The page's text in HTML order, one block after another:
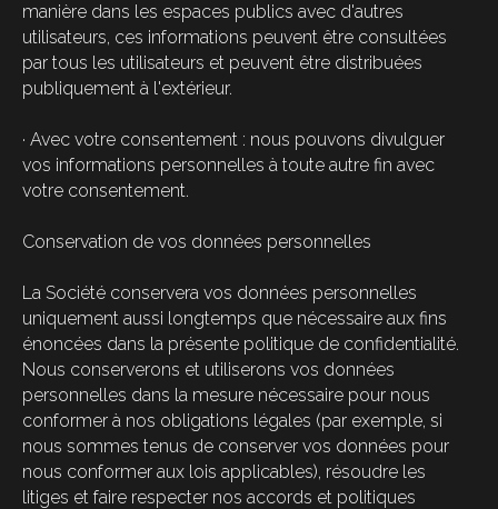
manière dans les espaces publics avec d'autres
utilisateurs, ces informations peuvent être consultées
par tous les utilisateurs et peuvent être distribuées
publiquement à l'extérieur.
· Avec votre consentement : nous pouvons divulguer
vos informations personnelles à toute autre fin avec
votre consentement.
Conservation de vos données personnelles
La Société conservera vos données personnelles
uniquement aussi longtemps que nécessaire aux fins
énoncées dans la présente politique de confidentialité.
Nous conserverons et utiliserons vos données
personnelles dans la mesure nécessaire pour nous
conformer à nos obligations légales (par exemple, si
nous sommes tenus de conserver vos données pour
nous conformer aux lois applicables), résoudre les
litiges et faire respecter nos accords et politiques